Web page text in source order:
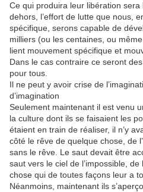
Ce qui produira leur libération
dehors, l’effort de lutte que nous,
spécifique, serons capable de
milliers (ou les centaines, ou
lient mouvement spécifique et
Dans le cas contraire ce seront
pour tous.
Il ne peut y avoir crise de
d’imagination
Seulement maintenant il est venu
la culture dont ils se faisaient les
étaient en train de réaliser, il n’y
côté le rêve de quelque chose, de
sans le rêve. Le saut devait être
saut vers le ciel de l’impossible, de
chose qui de toutes façons leur a
Néanmoins, maintenant ils